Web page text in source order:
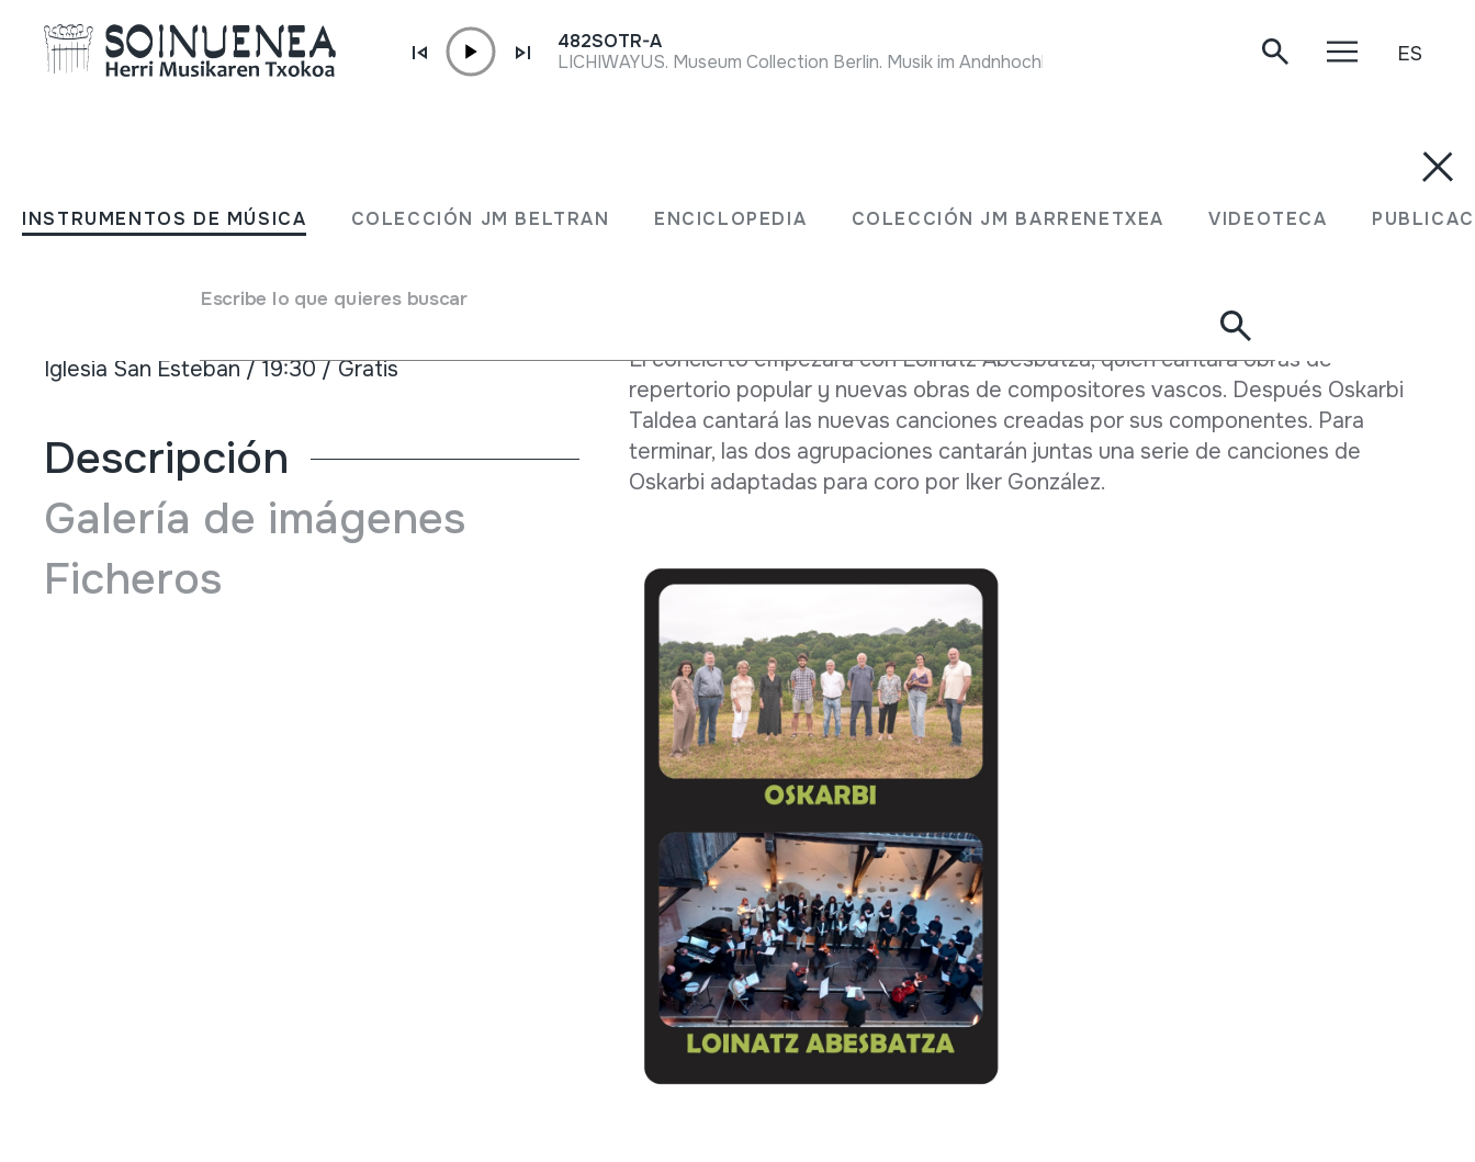
INSTRUMENTOS DE MÚSICA COLECCIÓN JM BELTRAN ENCICLOPEDIA COLECCIÓN JM BARRENETXEA VIDEOTECA
Escribe lo que quieres buscar
482SOTR-A
ES
26º Concierto de Verano de
Iglesia San Esteban / 19:30 / Gratis
Descripción
Galería de imágenes
Ficheros
organiza el día de San Ignacio a favor de la asociación Harribeltza.
El concierto empezará con Loinatz Abesbatza, quien cantará obras de
repertorio popular y nuevas obras de compositores vascos. Después Oskarbi
Taldea cantará las nuevas canciones creadas por sus componentes. Para
terminar, las dos agrupaciones cantarán juntas una serie de canciones de
Oskarbi adaptadas para coro por Iker González.